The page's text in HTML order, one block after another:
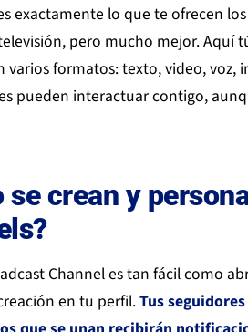
exactamente lo que te ofrecen
pero mucho mejor. Aquí
formatos: texto, video, voz,
pueden interactuar contigo,
se crean y
Channel es tan fácil como
en tu perfil.Tus